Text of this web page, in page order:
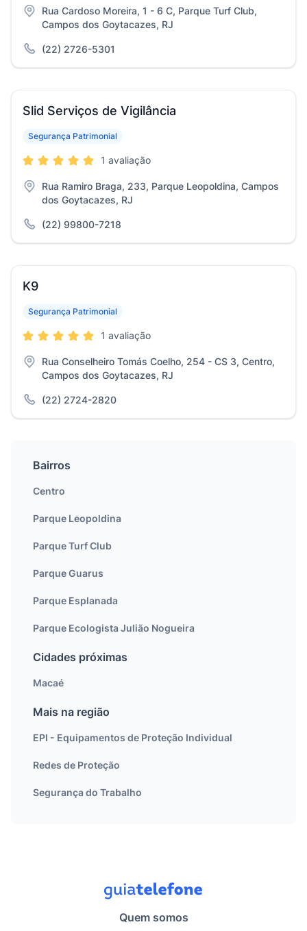
Rua Cardoso Moreira, 1 - 6 C, Parque Turf Club,
Campos dos Goytacazes, RJ
(22) 2726-5301
Slid Serviços de Vigilância
Segurança Patrimonial
1 avaliação
Rua Ramiro Braga, 233, Parque Leopoldina, Campos
dos Goytacazes, RJ
(22) 99800-7218
K9
Segurança Patrimonial
1 avaliação
Rua Conselheiro Tomás Coelho, 254 - CS 3, Centro,
Campos dos Goytacazes, RJ
(22) 2724-2820
Bairros
Centro
Parque Leopoldina
Parque Turf Club
Parque Guarus
Parque Esplanada
Parque Ecologista Julião Nogueira
Cidades próximas
Macaé
Mais na região
EPI - Equipamentos de Proteção Individual
Redes de Proteção
Segurança do Trabalho
Quem somos